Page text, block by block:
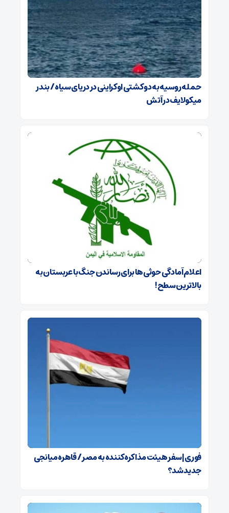
حمله روسیه به دو کشتی اوکراینی در دریای سیاه / بندر
میکولایف در آتش
اعلام آمادگی حوثی‌ها برای رساندن جنگ با عربستان به
بالاترین سطح!
فوری | سفر هیئت مذاکره‌کننده به مصر / قاهره میانجی
جدید شد؟